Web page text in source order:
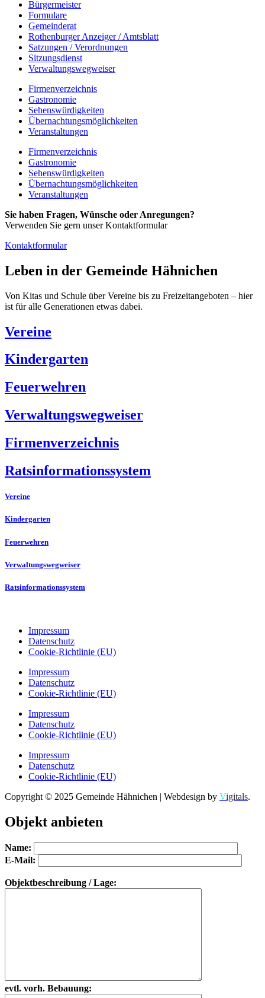
Bürgermeister
Formulare
Gemeinderat
Rothenburger Anzeiger / Amtsblatt
Satzungen / Verordnungen
Sitzungsdienst
Verwaltungswegweiser
Firmenverzeichnis
Gastronomie
Sehenswürdigkeiten
Übernachtungsmöglichkeiten
Veranstaltungen
Firmenverzeichnis
Gastronomie
Sehenswürdigkeiten
Übernachtungsmöglichkeiten
Veranstaltungen
Sie haben Fragen, Wünsche oder Anregungen?
Verwenden Sie gern unser Kontaktformular
Kontaktformular
Leben in der Gemeinde Hähnichen
Von Kitas und Schule über Vereine bis zu Freizeitangeboten – hier
ist für alle Generationen etwas dabei.
Vereine
Kindergarten
Feuerwehren
Verwaltungswegweiser
Firmenverzeichnis
Ratsinformationssystem
Vereine
Kindergarten
Feuerwehren
Verwaltungswegweiser
Ratsinformationssystem
Impressum
Datenschutz
Cookie-Richtlinie (EU)
Impressum
Datenschutz
Cookie-Richtlinie (EU)
Impressum
Datenschutz
Cookie-Richtlinie (EU)
Impressum
Datenschutz
Cookie-Richtlinie (EU)
Copyright © 2025 Gemeinde Hähnichen | Webdesign by Vigitals.
Objekt anbieten
Bitte lasse dieses Feld leer.
Bitte lasse dieses Feld leer.
Name:
E-Mail:
Objektbeschreibung / Lage:
evtl. vorh. Bebauung: